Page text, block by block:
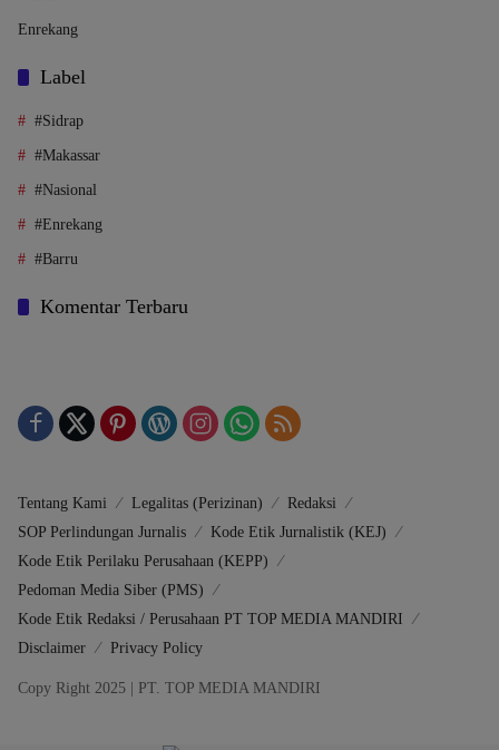
Enrekang
Label
#Sidrap
#Makassar
#Nasional
#Enrekang
#Barru
Komentar Terbaru
Tentang Kami Legalitas (Perizinan)
Redaksi
SOP Perlindungan Jurnalis
Kode Etik Jurnalistik (KEJ)
Kode Etik Perilaku Perusahaan (KEPP)
Pedoman Media Siber (PMS)
Kode Etik Redaksi / Perusahaan PT TOP MEDIA MANDIRI
Disclaimer
Privacy Policy
Copy Right 2025 | PT. TOP MEDIA MANDIRI